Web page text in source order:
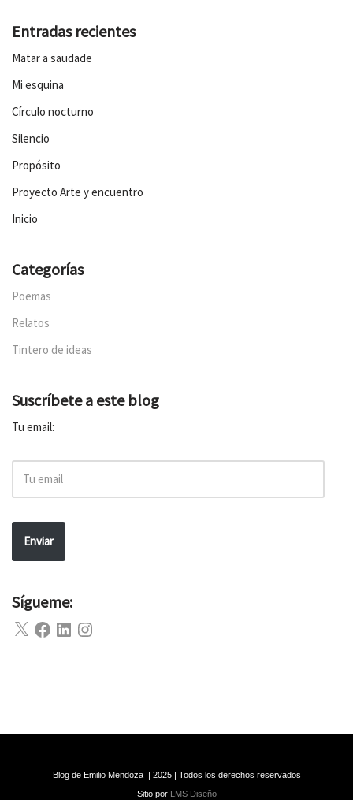
Entradas recientes
Matar a saudade
Mi esquina
Círculo nocturno
Silencio
Propósito
Proyecto Arte y encuentro
Inicio
Categorías
Poemas
Relatos
Tintero de ideas
Suscríbete a este blog
Tu email:
Enviar
Sígueme:
Blog de Emilio Mendoza | 2025 | Todos los derechos reservados
Sitio por
LMS Diseño